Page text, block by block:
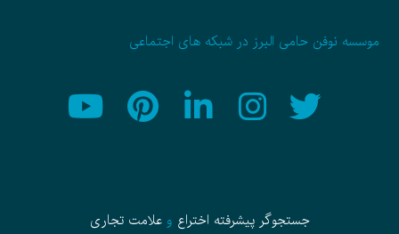
موسسه نوفن حامی البرز در شبکه های اجتماعی
جستجوگر پیشرفته اختراع وعلامت تجاری